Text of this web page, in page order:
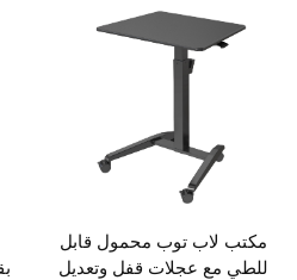
مكتب لاب توب محمول قابل
للطي مع عجلات قفل وتعديل